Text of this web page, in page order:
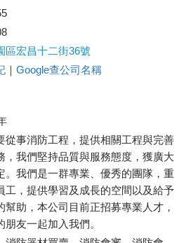
區宏昌十二街36號
｜ Google查公司名稱
從事消防工程，提供相關工程與完善
，我們堅持品質與服務態度，獲廣大
。我們是一群專業、優秀的團隊，重
工，提供學習及成長的空間以及給予
幫助，本公司目前正招募專業人才，
朋友一起加入我們。